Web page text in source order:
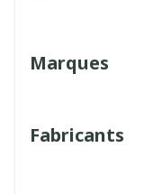
Marques
Fabricants